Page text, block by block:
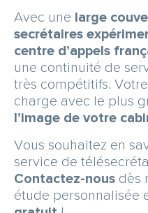
Avec une large
secrétaires
centre d’appels
une continuité de
très compétitifs.
charge avec le plus
l’image de votre
Vous souhaitez en
service de
Contactez-nous dès
étude personnalisée